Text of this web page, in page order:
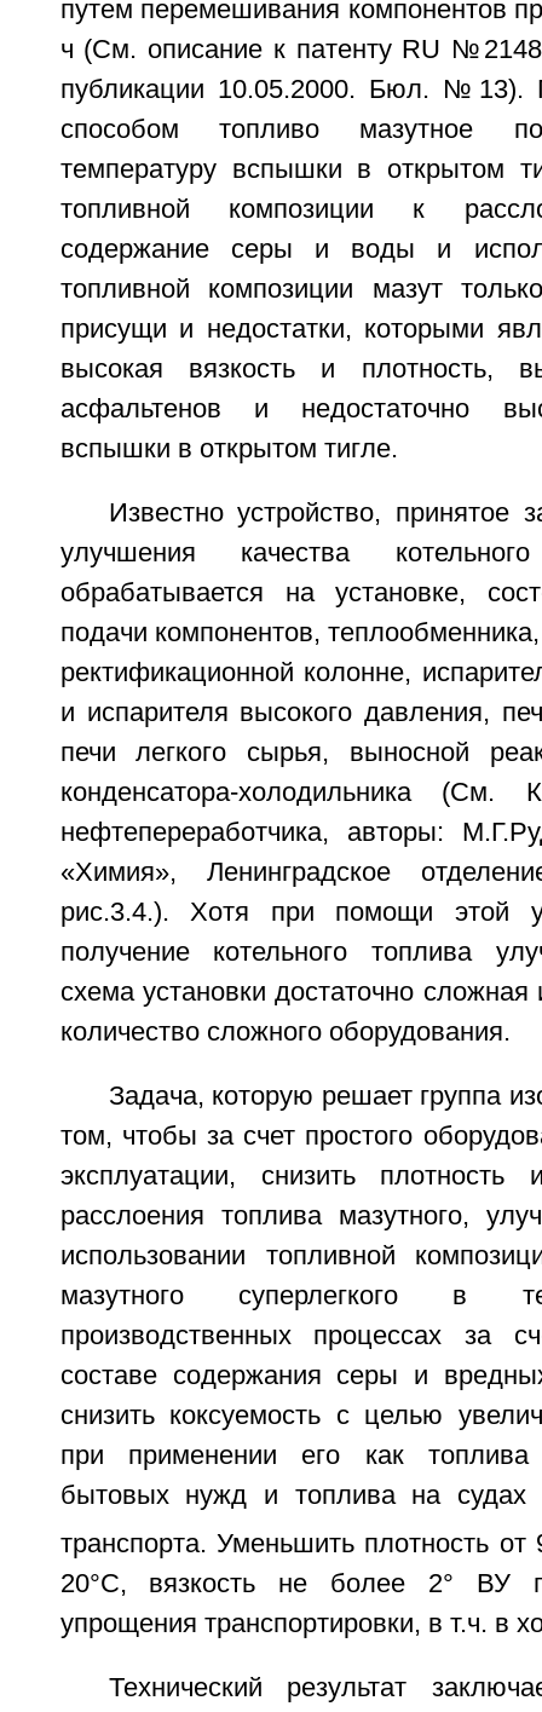
путем перемешивания компонентов
ч (См. описание к патенту RU
публикации 10.05.2000. Бюл. №13).
способом топливо мазутное
температуру вспышки в открытом
топливной композиции к
содержание серы и воды и
топливной композиции мазут
присущи и недостатки, которыми
высокая вязкость и плотность,
асфальтенов и недостаточно
вспышки в открытом тигле.
Известно устройство, принятое
улучшения качества
обрабатывается на установке,
подачи компонентов,
ректификационной колонне,
и испарителя высокого давления,
печи легкого сырья, выносной
конденсатора-холодильника (См.
нефтепереработчика, авторы:
«Химия», Ленинградское
рис.3.4.). Хотя при помощи этой
получение котельного топлива
схема установки достаточно
количество сложного оборудования.
Задача, которую решает группа
том, чтобы за счет простого
эксплуатации, снизить
расслоения топлива мазутного,
использовании топливной
мазутного суперлегкого в
производственных процессах за
составе содержания серы и
снизить коксуемость с целью
при применении его как
бытовых нужд и топлива на судах
транспорта. Уменьшить плотность
20°C, вязкость не более 2° ВУ
упрощения транспортировки, в т.ч. в
Технический результат